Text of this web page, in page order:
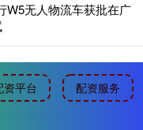
W5无人物流车获批在广
资平台 配资服务